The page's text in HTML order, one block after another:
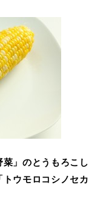
菜」のとうもろこし
トウモロコシノセカ